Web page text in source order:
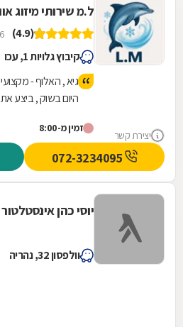
יצירת קשר
ל.מ שירותי מיזוג
(4.9)
16
קיבוץ גלויות 1, עכו
גיא , האלוף -
היום בשוק , ביצע
זמין מ-8:00
יוסי כהן אינסטלטור
וולפסון 32, נהריה